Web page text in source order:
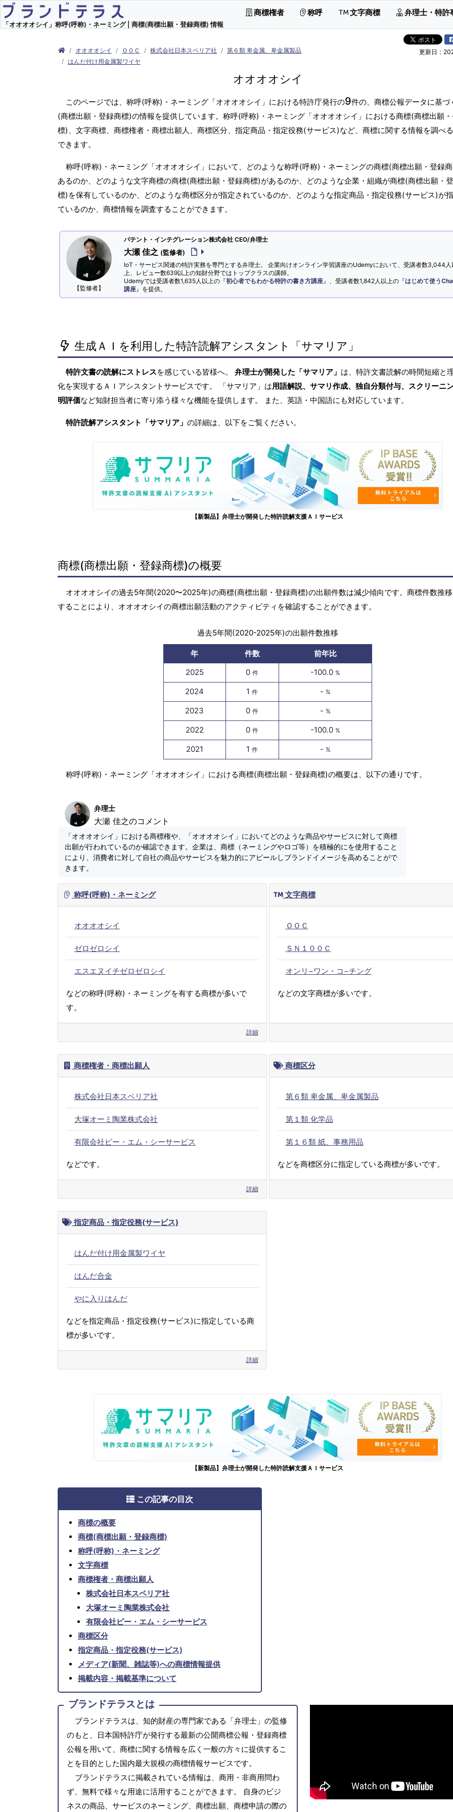
「オオオオシイ」称呼(呼称)・ネーミング | 商標(商標出願・登録商標) 情報
商標権者 称呼 文字商標 弁理士・特許
オオオオシイ ＯＯＣ 株式会社日本スペリア社
第６類 卑金属、卑金属製品
はんだ付け用金属製ワイヤ
更新日：
オオオオシイ
このページでは、称呼(呼称)・ネーミング「オオオオシイ」における特許庁発行の9件の、商標公報データに基づ
(商標出願・登録商標)の情報を提供しています。称呼(呼称)・ネーミング「オオオオシイ」における商標(商標出願
標)、文字商標、商標権者・商標出願人、商標区分、指定商品・指定役務(サービス)など、商標に関する情報を調べ
できます。
称呼(呼称)・ネーミング「オオオオシイ」において、どのような称呼(呼称)・ネーミングの商標(商標出願・登録
あるのか、どのような文字商標の商標(商標出願・登録商標)があるのか、どのような企業・組織が商標(商標出願・
標)を保有しているのか、どのような商標区分が指定されているのか、どのような指定商品・指定役務(サービス)が
ているのか、商標情報を調査することができます。
【監修者】
パテント・インテグレーション株式会社 CEO/弁理士
大瀬 佳之 (監修者)
IoT・サービス関連の特許実務を専門とする弁理士。 企業向けオンライン学習講座のUdemyにおいて、受講者数3,044人
上、レビュー数639以上の知財分野ではトップクラスの講師。
Udemyでは受講者数1,635人以上の『初心者でもわかる特許の書き方講座 』、受講者数1,842人以上の『はじめて使う
講座 』を提供。
生成ＡＩを利用した特許読解アシスタント「サマリア」
特許文書の読解にストレスを感じている皆様へ。 弁理士が開発した「サマリア」 は、特許文書読解の時間短縮と
化を実現するＡＩアシスタントサービスです。 「サマリア」は用語解説、サマリ作成、独自分類付与、スクリーニ
明評価など知財担当者に寄り添う様々な機能を提供します。 また、英語・中国語にも対応しています。
特許読解アシスタント「サマリア」 の詳細は、以下をご覧ください。
【新製品】弁理士が開発した特許読解支援ＡＩサービス
商標(商標出願・登録商標)の概要
オオオオシイの過去5年間(2020〜2025年)の商標(商標出願・登録商標)の出願件数は減少傾向です。商標件数推
することにより、オオオオシイの商標出願活動のアクティビティを確認することができます。
過去5年間(2020-2025年)の出願件数推移
年 件数
前年比
2025
0件 -100.0 %
2024 1件 - %
2023 0件 - %
2022 0件 -100.0 %
2021 1件 - %
称呼(呼称)・ネーミング「オオオオシイ」における商標(商標出願・登録商標)の概要は、以下の通りです。
弁理士
大瀬 佳之のコメント
「オオオオシイ」における商標権や、「オオオオシイ」においてどのような商品やサービスに対して商標
出願が行われているのか確認できます。企業は、商標（ネーミングやロゴ等）を積極的にを使用すること
により、消費者に対して自社の商品やサービスを魅力的にアピールしブランドイメージを高めることがで
きます。
称呼(呼称)・ネーミング
オオオオシイ
ゼロゼロシイ
エスエヌイチゼロゼロシイ
などの称呼(呼称)・ネーミングを有する商標が多いで
す。
詳細
文字商標
ＯＯＣ
ＳＮ１００Ｃ
オンリ−ワン・コ−チング
などの文字商標が多いです。
商標権者・商標出願人
株式会社日本スペリア社
大塚オーミ陶業株式会社
有限会社ピー・エム・シーサービス
などです。
詳細
商標区分
第６類 卑金属、卑金属製品
第１類 化学品
第１６類 紙、事務用品
などを商標区分に指定している商標が多いです。
指定商品・指定役務(サービス)
はんだ付け用金属製ワイヤ
はんだ合金
やに入りはんだ
などを指定商品・指定役務(サービス)に指定している商
標が多いです。
詳細
【新製品】弁理士が開発した特許読解支援ＡＩサービス
この記事の目次
商標の概要
商標(商標出願・登録商標)
称呼(呼称)・ネーミング
文字商標
商標権者・商標出願人
株式会社日本スペリア社
大塚オーミ陶業株式会社
有限会社ピー・エム・シーサービス
商標区分
指定商品・指定役務(サービス)
メディア(新聞、雑誌等)への商標情報提供
掲載内容・掲載基準について
ブランドテラスとは
ブランドテラスは、知的財産の専門家である「弁理士」の監修
のもと、日本国特許庁が発行する最新の公開商標公報・登録商標
公報を用いて、商標に関する情報を広く一般の方々に提供するこ
とを目的とした国内最大規模の商標情報サービスです。
ブランドテラスに掲載されている情報は、商用・非商用問わ
ず、無料で様々な用途に活用することができます。 自身のビジ
ネスの商品、サービスのネーミング、商標出願、商標申請の際の